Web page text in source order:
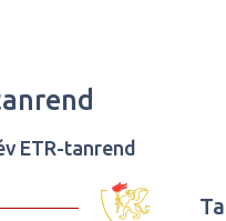
ETR-tanrend